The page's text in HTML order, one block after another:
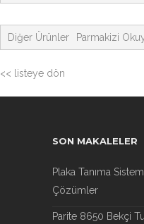
Diğer Ürünler Parmakizi
<< listeye dön
SON MAKALELER
Plaka Tanıma
Çözümler
Parite 8650 Bekçi